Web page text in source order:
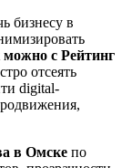
бизнесу в
можно с Рейтинг
отсеять
digital-
в Омске по